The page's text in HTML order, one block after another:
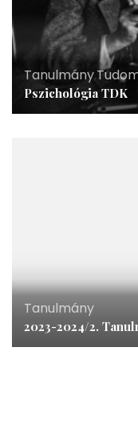
Tanulmány,
Pszichológia TDK
Tanulmány
2023-2024/2.